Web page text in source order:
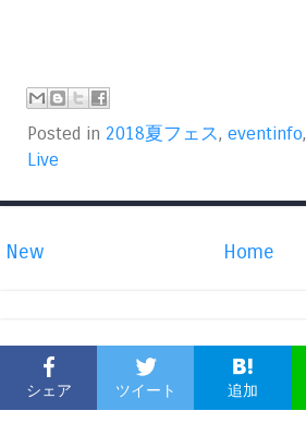
Posted in 2018夏フェス, eventinfo,
Live
New Home
シェア ツイート 追加